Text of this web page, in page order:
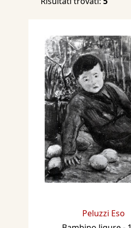
Nel
È
Nel
Peluzzi Eso